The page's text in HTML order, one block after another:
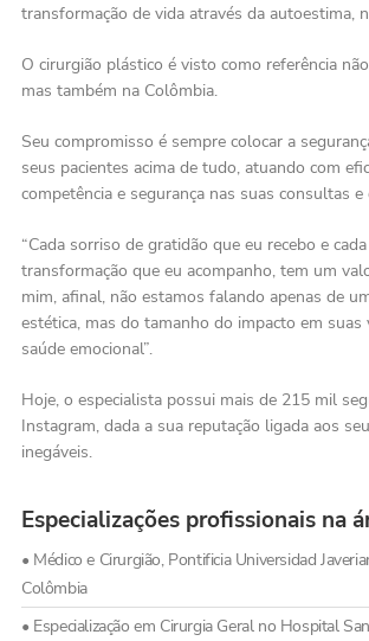
transformação de vida através da autoestima,
O cirurgião plástico é visto como referência
mas também na Colômbia.
Seu compromisso é sempre colocar a
seus pacientes acima de tudo, atuando com
competência e segurança nas suas consultas e
“Cada sorriso de gratidão que eu recebo e
transformação que eu acompanho, tem um
mim, afinal, não estamos falando apenas de
estética, mas do tamanho do impacto em suas
saúde emocional”.
Hoje, o especialista possui mais de 215 mil
Instagram, dada a sua reputação ligada aos
inegáveis.
Especializações profissionais na
• Médico e Cirurgião, Pontificia Universidad
Colômbia
• Especialização em Cirurgia Geral no Hospital